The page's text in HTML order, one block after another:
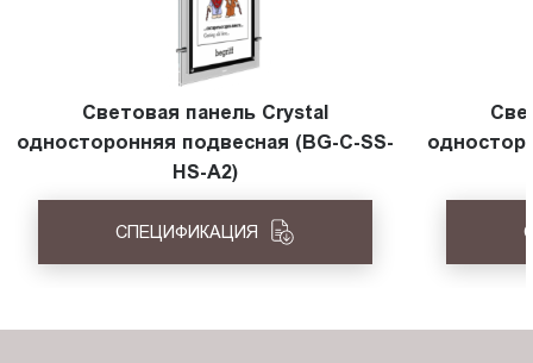
Световая панель Crystal
односторонняя подвесная (BG-C-SS-
HS-A2)
СПЕЦИФИКАЦИЯ